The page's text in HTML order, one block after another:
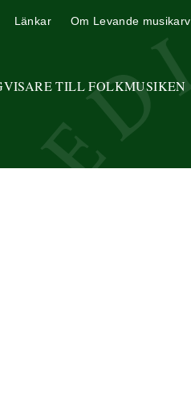
TILL FOLKMUSIKEN
Länkar Om Levande musikarv